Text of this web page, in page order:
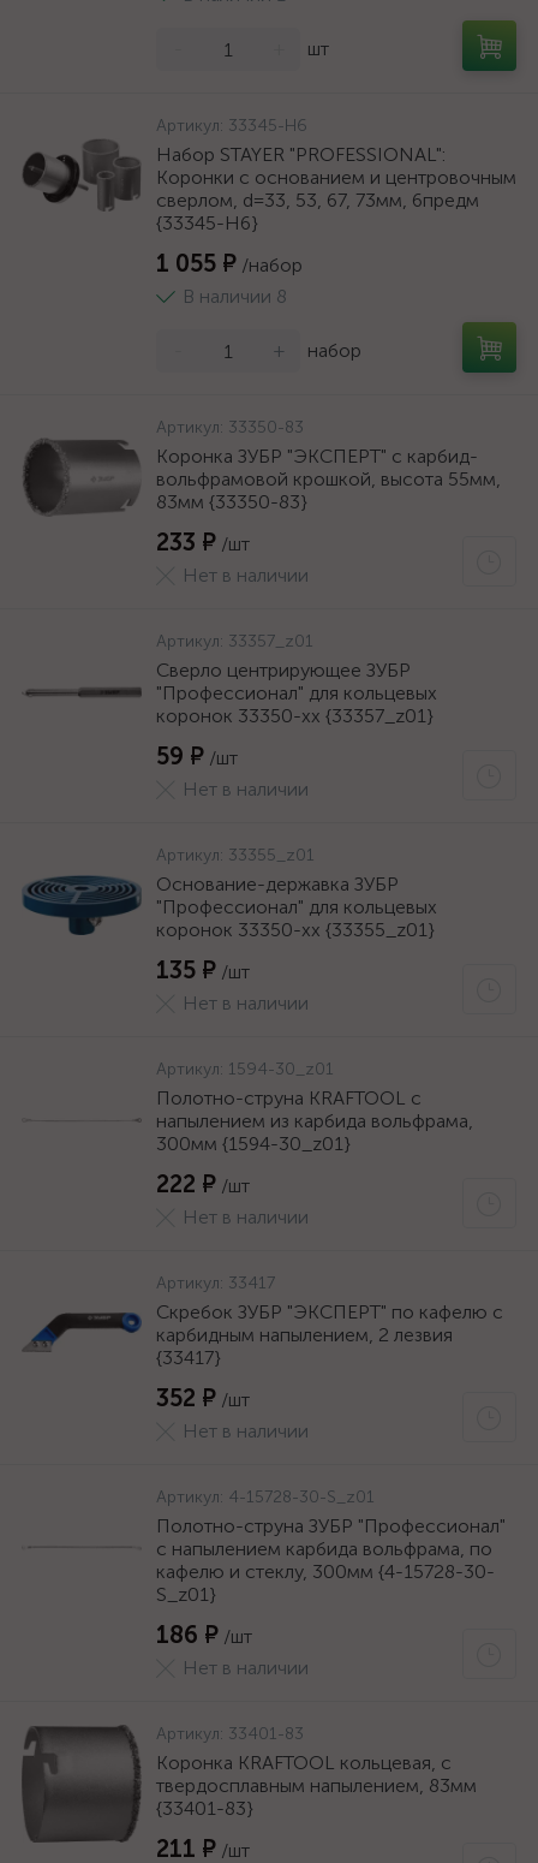
шт
Артикул: 33345-H6
Набор STAYER "PROFESSIONAL":
Коронки с основанием и центровочным
сверлом, d=33, 53, 67, 73мм, 6предм
{33345-H6}
1 055 ₽ /набор
В наличии 8
+ набор
Артикул: 33350-83
Коронка ЗУБР "ЭКСПЕРТ" c карбид-
вольфрамовой крошкой, высота 55мм,
83мм {33350-83}
233 ₽ /шт
Нет в наличии
Артикул: 33357_z01
Сверло центрирующее ЗУБР
"Профессионал" для кольцевых
коронок 33350-xx {33357_z01}
59 ₽ /шт
Нет в наличии
Артикул: 33355_z01
Основание-державка ЗУБР
"Профессионал" для кольцевых
коронок 33350-xx {33355_z01}
135 ₽ /шт
Нет в наличии
Артикул: 1594-30_z01
Полотно-струна KRAFTOOL с
напылением из карбида вольфрама,
300мм {1594-30_z01}
222 ₽ /шт
Нет в наличии
Артикул: 33417
Скребок ЗУБР "ЭКСПЕРТ" по кафелю с
карбидным напылением, 2 лезвия
{33417}
352 ₽ /шт
Нет в наличии
Артикул: 4-15728-30-S_z01
Полотно-струна ЗУБР "Профессионал"
с напылением карбида вольфрама, по
кафелю и стеклу, 300мм {4-15728-30-
S_z01}
186 ₽ /шт
Нет в наличии
Артикул: 33401-83
Коронка KRAFTOOL кольцевая, с
твердосплавным напылением, 83мм
{33401-83}
211 ₽ /шт